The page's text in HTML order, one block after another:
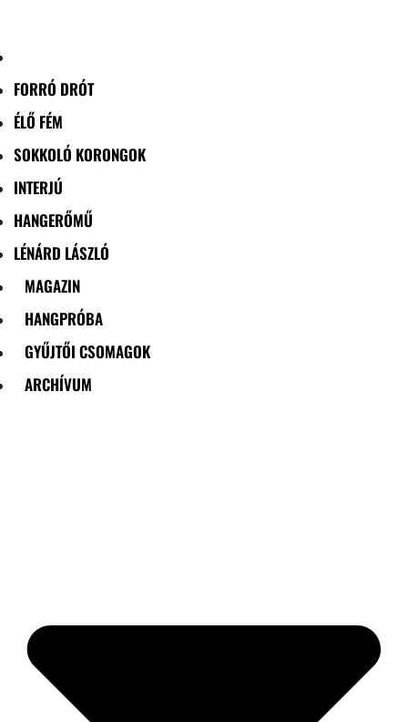
FORRÓ DRÓT
ÉLŐ FÉM
SOKKOLÓ KORONGOK
INTERJÚ
HANGERŐMŰ
LÉNÁRD LÁSZLÓ
MAGAZIN
HANGPRÓBA
GYŰJTŐI CSOMAGOK
ARCHÍVUM